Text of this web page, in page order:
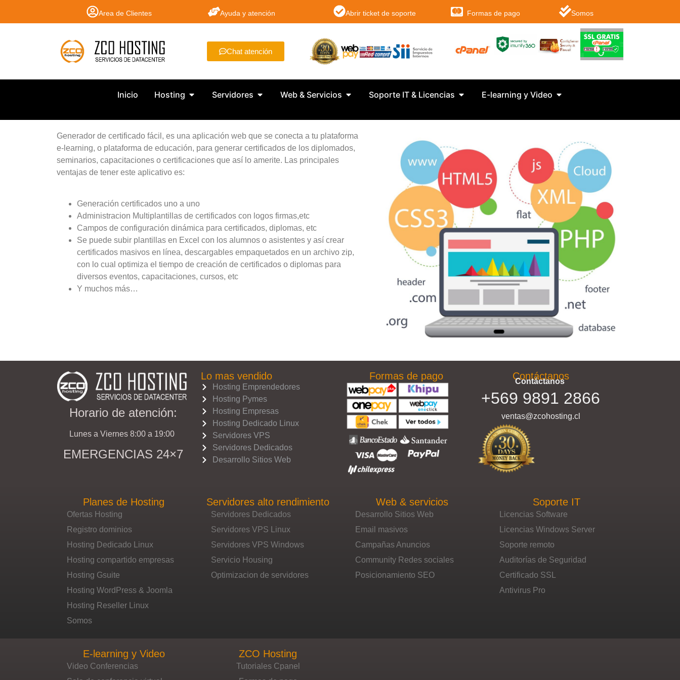
Area de Clientes Ayuda y atención Abrir ticket de soporte Formas de pago Somos
Chat atención
Inicio Hosting Servidores Web & Servicios Soporte IT & Licencias E-learning y Video
Generador de certificado fácil, es una aplicación web que se conecta a tu plataforma
e-learning, o plataforma de educación, para generar certificados de los diplomados,
seminarios, capacitaciones o certificaciones que así lo amerite. Las principales
ventajas de tener este aplicativo es:
Generación certificados uno a uno
Administracion Multiplantillas de certificados con logos firmas,etc
Campos de configuración dinámica para certificados, diplomas, etc
Se puede subir plantillas en Excel con los alumnos o asistentes y así crear
certificados masivos en línea, descargables empaquetados en un archivo zip,
con lo cual optimiza el tiempo de creación de certificados o diplomas para
diversos eventos, capacitaciones, cursos, etc
Y muchos más…
Horario de atención:
Lunes a Viernes 8:00 a 19:00
EMERGENCIAS 24×7
Lo mas vendido
Hosting Emprendedores
Hosting Pymes
Hosting Empresas
Hosting Dedicado Linux
Servidores VPS
Servidores Dedicados
Desarrollo Sitios Web
Formas de pago Contáctanos
Contáctanos
+569 9891 2866
ventas@zcohosting.cl
Planes de Hosting
Ofertas Hosting
Registro dominios
Hosting Dedicado Linux
Hosting compartido empresas
Hosting Gsuite
Hosting WordPress & Joomla
Hosting Reseller Linux
Somos
Servidores alto rendimiento
Servidores Dedicados
Servidores VPS Linux
Servidores VPS Windows
Servicio Housing
Optimizacion de servidores
Web & servicios
Desarrollo Sitios Web
Email masivos
Campañas Anuncios
Community Redes sociales
Posicionamiento SEO
Soporte IT
Licencias Software
Licencias Windows Server
Soporte remoto
Auditorías de Seguridad
Certificado SSL
Antivirus Pro
E-learning y Video
Video Conferencias
ZCO Hosting
Tutoriales Cpanel